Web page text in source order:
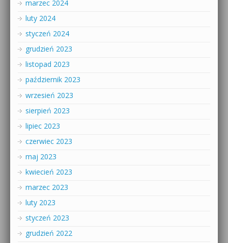
marzec 2024
luty 2024
styczeń 2024
grudzień 2023
listopad 2023
październik 2023
wrzesień 2023
sierpień 2023
lipiec 2023
czerwiec 2023
maj 2023
kwiecień 2023
marzec 2023
luty 2023
styczeń 2023
grudzień 2022